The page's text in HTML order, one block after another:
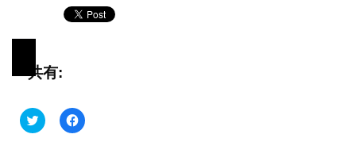
共有:
ク
リ
F
a